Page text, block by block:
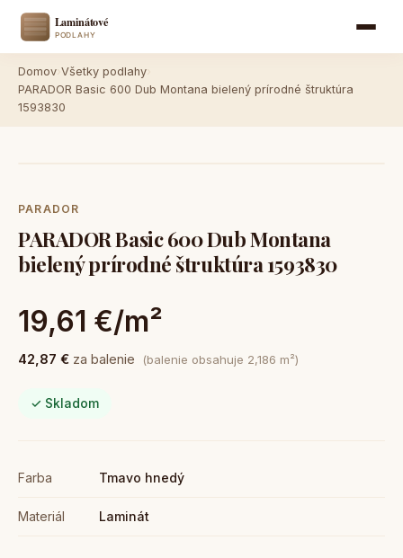
Domov Všetky podlahy
PARADOR Basic 600 Dub Montana bielený prírodné štruktúra
1593830
PARADOR
PARADOR Basic 600 Dub Montana
bielený prírodné štruktúra 1593830
19,61 €/m²
42,87 € za balenie (balenie obsahuje 2,186 m²)
✓ Skladom
Farba Tmavo hnedý
Materiál Laminát